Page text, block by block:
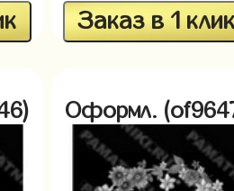
Заказ в 1
Оформл.